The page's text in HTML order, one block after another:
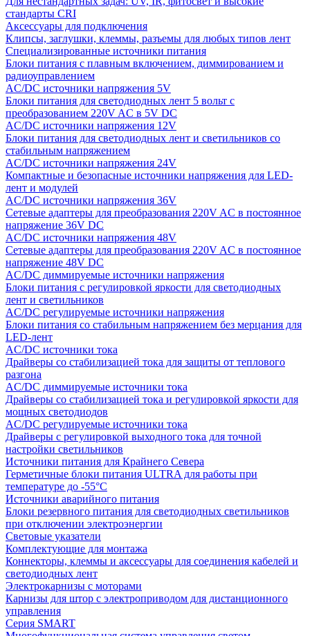
стандарты CRI
Аксессуары для подключения
Клипсы, заглушки, клеммы, разъемы для любых типов лент
Специализированные источники питания
Блоки питания с плавным включением, диммированием и
радиоуправлением
AC/DC источники напряжения 5V
Блоки питания для светодиодных лент 5 вольт с
преобразованием 220V AC в 5V DC
AC/DC источники напряжения 12V
Блоки питания для светодиодных лент и светильников со
стабильным напряжением
AC/DC источники напряжения 24V
Компактные и безопасные источники напряжения для LED-
лент и модулей
AC/DC источники напряжения 36V
Сетевые адаптеры для преобразования 220V AC в постоянное
напряжение 36V DC
AC/DC источники напряжения 48V
Сетевые адаптеры для преобразования 220V AC в постоянное
напряжение 48V DC
AC/DC диммируемые источники напряжения
Блоки питания с регулировкой яркости для светодиодных
лент и светильников
AC/DC регулируемые источники напряжения
Блоки питания со стабильным напряжением без мерцания для
LED-лент
AC/DC источники тока
Драйверы со стабилизацией тока для защиты от теплового
разгона
AC/DC диммируемые источники тока
Драйверы со стабилизацией тока и регулировкой яркости для
мощных светодиодов
AC/DC регулируемые источники тока
Драйверы с регулировкой выходного тока для точной
настройки светильников
Источники питания для Крайнего Севера
Герметичные блоки питания ULTRA для работы при
температуре до -55°C
Источники аварийного питания
Блоки резервного питания для светодиодных светильников
при отключении электроэнергии
Световые указатели
Комплектующие для монтажа
Коннекторы, клеммы и аксессуары для соединения кабелей и
светодиодных лент
Электрокарнизы с моторами
Карнизы для штор с электроприводом для дистанционного
управления
Серия SMART